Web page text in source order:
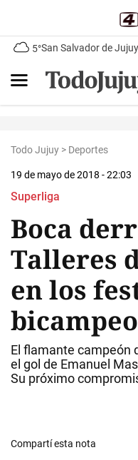
5°San Salvador de Jujuy
Todo Jujuy > Deportes
19 de mayo de 2018 - 22:03
Superliga
Boca
Talleres
en los
El flamante campeón
el gol de Emanuel
Su próximo
Compartí esta nota